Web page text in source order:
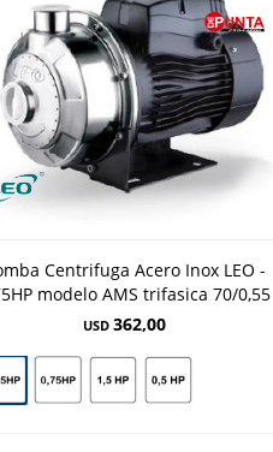
Centrifuga Acero Inox LEO -
modelo AMS trifasica 70/0,55
USD 362,00